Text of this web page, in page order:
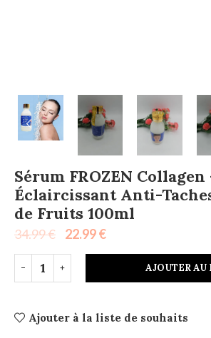
Sérum FROZEN Collagen
Éclaircissant Anti-
de Fruits 100ml
34.99€ 22.99€
AJOUTER AU
Ajouter à la liste de souhaits